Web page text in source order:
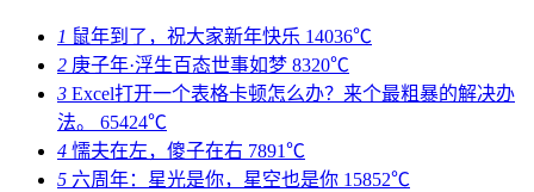
1 鼠年到了，祝大家新年快乐 14036℃
2 庚子年·浮生百态世事如梦 8320℃
3 Excel打开一个表格卡顿怎么办？来个最粗暴的解决办
法。 65424℃
4 懦夫在左，傻子在右 7891℃
5 六周年：星光是你，星空也是你 15852℃